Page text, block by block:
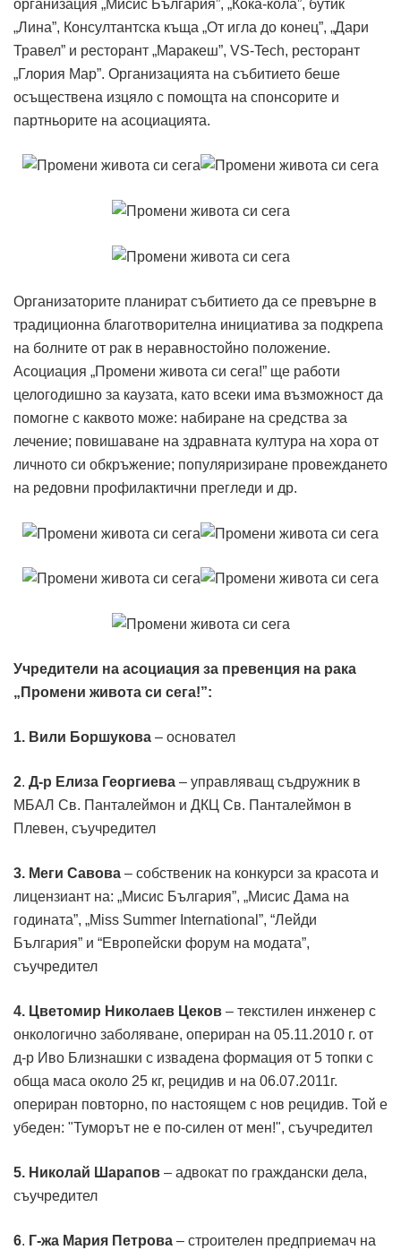
организация „Мисис България”, „Кока-кола”, бутик
„Лина”, Консултантска къща „От игла до конец”, „Дари
Травел” и ресторант „Маракеш”, VS-Tech, ресторант
„Глория Мар”. Организацията на събитието беше
осъществена изцяло с помощта на спонсорите и
партньорите на асоциацията.
Организаторите планират събитието да се превърне в
традиционна благотворителна инициатива за подкрепа
на болните от рак в неравностойно положение.
Асоциация „Промени живота си сега!” ще работи
целогодишно за каузата, като всеки има възможност да
помогне с каквото може: набиране на средства за
лечение; повишаване на здравната култура на хора от
личното си обкръжение; популяризиране провеждането
на редовни профилактични прегледи и др.
Учредители на aсоциация за превенция на рака
„Промени живота си сега!”:
1. Вили Боршукова – основател
2. Д-р Елиза Георгиева – управляващ съдружник в
МБАЛ Св. Панталеймон и ДКЦ Св. Панталеймон в
Плевен, съучредител
3. Меги Савова – собственик на конкурси за красота и
лицензиант на: „Мисис България”, „Мисис Дама на
годината”, „Miss Summer International”, “Лейди
България” и “Европейски форум на модата”,
съучредител
4. Цветомир Николаев Цеков – текстилен инженер с
онкологично заболяване, опериран на 05.11.2010 г. от
д-р Иво Близнашки с извадена формация от 5 топки с
обща маса около 25 кг, рецидив и на 06.07.2011г.
опериран повторно, по настоящем с нов рецидив. Той е
убеден: "Туморът не е по-силен от мен!", съучредител
5. Николай Шарапов – адвокат по граждански дела,
съучредител
6. Г-жа Мария Петрова – строителен предприемач на